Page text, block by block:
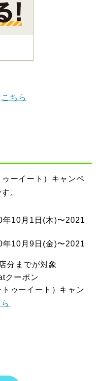
こちら
ーイート）キャンペ
。
年10月1日(木)〜2021
年10月9日(金)〜2021
分までが対象
クーポン
ゥーイート）キャン